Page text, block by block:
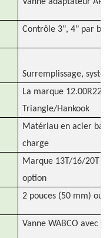
Vanne adaptateur API
Contrôle 3", 4" par
Surremplissage,
La marque
Triangle/Hankook
Matériau en acier
charge
Marque 13T/16/20T
option
2 pouces (50 mm) ou
Vanne WABCO avec